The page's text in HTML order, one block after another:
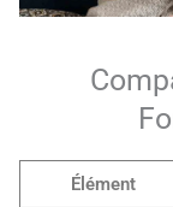
Élément